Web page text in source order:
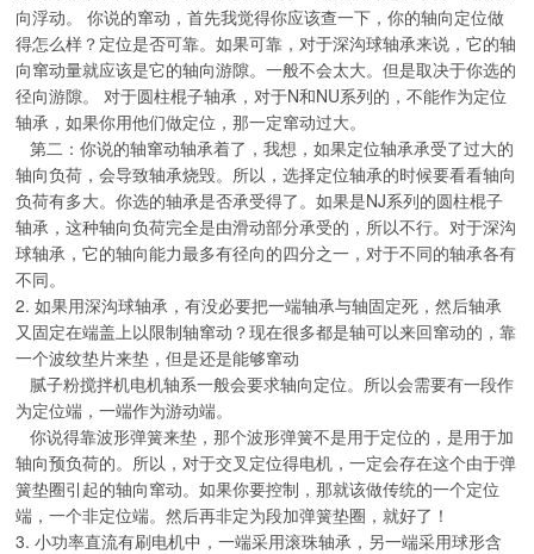
向浮动。 你说的窜动，首先我觉得你应该查一下，你的轴向定位做
得怎么样？定位是否可靠。如果可靠，对于深沟球轴承来说，它的轴
向窜动量就应该是它的轴向游隙。一般不会太大。但是取决于你选的
径向游隙。 对于圆柱棍子轴承，对于N和NU系列的，不能作为定位
轴承，如果你用他们做定位，那一定窜动过大。
第二：你说的轴窜动轴承着了，我想，如果定位轴承承受了过大的
轴向负荷，会导致轴承烧毁。所以，选择定位轴承的时候要看看轴向
负荷有多大。你选的轴承是否承受得了。如果是NJ系列的圆柱棍子
轴承，这种轴向负荷完全是由滑动部分承受的，所以不行。对于深沟
球轴承，它的轴向能力最多有径向的四分之一，对于不同的轴承各有
不同。
2. 如果用深沟球轴承，有没必要把一端轴承与轴固定死，然后轴承
又固定在端盖上以限制轴窜动？现在很多都是轴可以来回窜动的，靠
一个波纹垫片来垫，但是还是能够窜动
腻子粉搅拌机电机轴系一般会要求轴向定位。所以会需要有一段作
为定位端，一端作为游动端。
你说得靠波形弹簧来垫，那个波形弹簧不是用于定位的，是用于加
轴向预负荷的。所以，对于交叉定位得电机，一定会存在这个由于弹
簧垫圈引起的轴向窜动。如果你要控制，那就该做传统的一个定位
端，一个非定位端。然后再非定为段加弹簧垫圈，就好了！
3. 小功率直流有刷电机中，一端采用滚珠轴承，另一端采用球形含